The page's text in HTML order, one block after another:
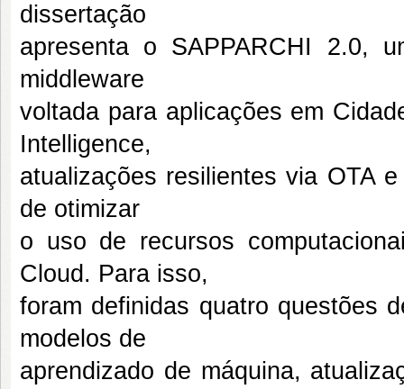
dissertação
apresenta o SAPPARCHI 2.0,
middleware
voltada para aplicações em
Intelligence,
atualizações resilientes via OTA
de otimizar
o uso de recursos
Cloud. Para isso,
foram definidas quatro questões
modelos de
aprendizado de máquina,